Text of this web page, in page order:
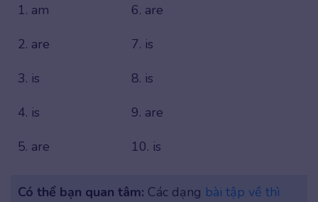
1. am
6. are
2. are
7. is
3. is
8. is
4. is
9. are
5. are
10. is
Có thể bạn quan tâm: Các dạng bài tập về thì